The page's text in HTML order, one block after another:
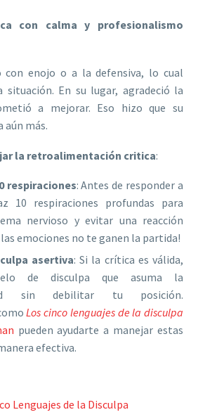
con calma y profesionalismo
con enojo o a la defensiva, lo cual
situación. En su lugar, agradeció la
a mejorar. Eso hizo que su
aún más.
la retroalimentación critica:
respiraciones: Antes de responder a
10 respiraciones profundas para
nervioso y evitar una reacción
las emociones no te ganen la partida!
asertiva: Si la crítica es válida,
de disculpa que asuma la
sin debilitar tu posición.
Los cinco lenguajes de la disculpa
pueden ayudarte a manejar estas
efectiva.